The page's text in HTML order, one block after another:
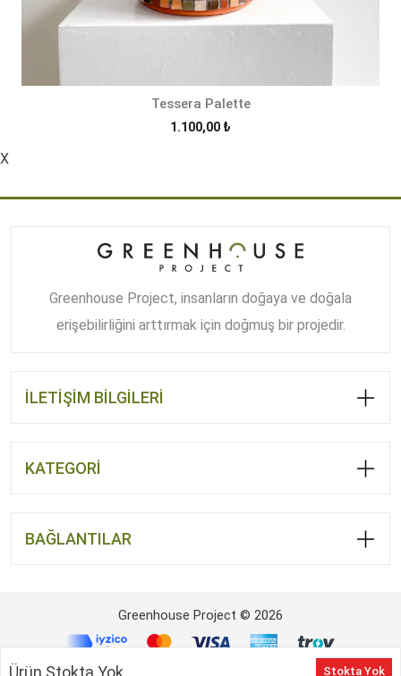
Ürün Stokta Yok Stokta Yok
Tessera Palette
1.100,00 ₺
X
Greenhouse Project, insanların doğaya ve doğala
erişebilirliğini arttırmak için doğmuş bir projedir.
İLETİŞİM BİLGİLERİ
KATEGORİ
BAĞLANTILAR
Greenhouse Project © 2026